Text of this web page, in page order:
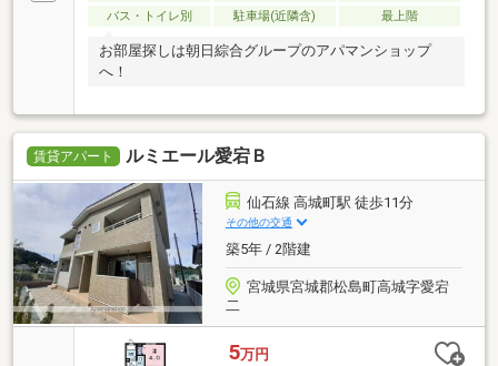
バス・トイレ別
駐車場(近隣含) 最上階
お部屋探しは朝日綜合グループのアパマンショップ
へ！
賃貸アパート ルミエール愛宕Ｂ
仙石線 高城町駅 徒歩11分
その他の交通
築5年 / 2階建
宮城県宮城郡松島町高城字愛宕
二
5万円